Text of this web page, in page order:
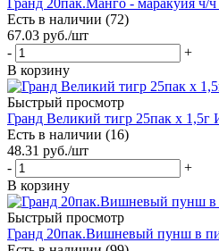
Есть в наличии (72)
67.03 руб./шт
-
+
В корзину
Быстрый просмотр
Гранд Великий тигр 25пак x 1,5г
Есть в наличии (16)
48.31 руб./шт
-
+
В корзину
Быстрый просмотр
Гранд 20пак.Вишневый пунш в